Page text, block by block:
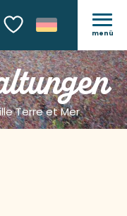
Voir les favoris
menü
Terre et Mer
favoris